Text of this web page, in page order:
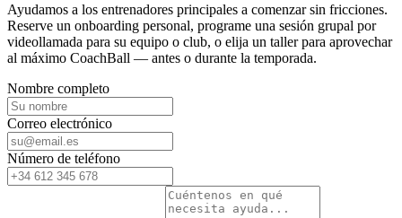
Ayudamos a los entrenadores principales a comenzar sin fricciones.
Reserve un onboarding personal, programe una sesión grupal por
videollamada para su equipo o club, o elija un taller para aprovechar
al máximo CoachBall — antes o durante la temporada.
Nombre completo
Correo electrónico
Número de teléfono